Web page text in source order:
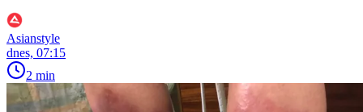
Asianstyle
dnes, 07:15
2 min